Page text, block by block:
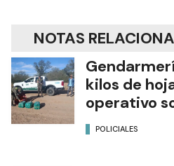
NOTAS
kilos de
operativo
POLICIALES